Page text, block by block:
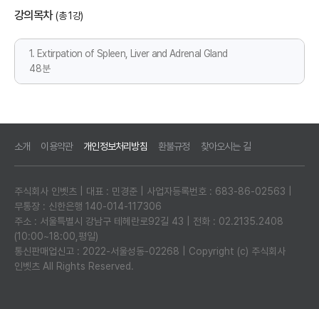
강의목차 (총 1강)
1. Extirpation of Spleen, Liver and Adrenal Gland
48분
소개 이용약관 개인정보처리방침 환불규정 찾아오시는 길
주식회사 인벳츠 | 대표 : 민경준 | 사업자등록번호 : 683-86-02563 |
무통장 : 신한은행 140-014-117306
주소 : 서울특별시 강남구 테헤란로92길 43 | 전화 : 02.2135.2408
(10:00~18:00,평일)
통신판매업신고 : 2022-서울성동-02268 | Copyright (c) 주식회사
인벳츠 All Rights Reserved.